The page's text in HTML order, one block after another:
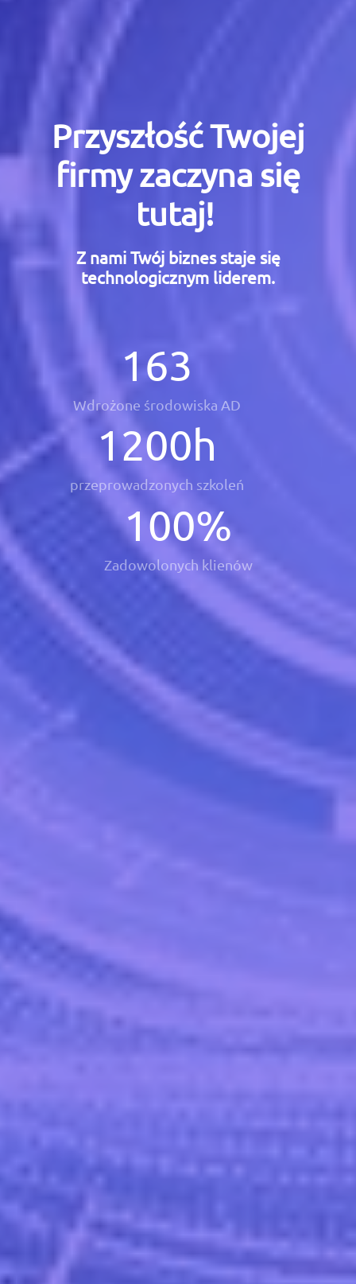
Przyszłość Twojej
firmy zaczyna się
tutaj!
Z nami Twój biznes staje się
technologicznym liderem.
163
Wdrożone środowiska AD
1200h
przeprowadzonych szkoleń
100%
Zadowolonych klienów